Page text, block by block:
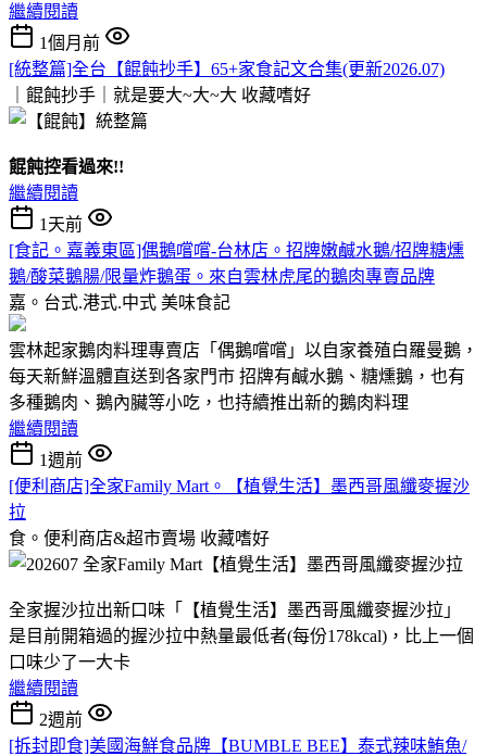
繼續閱讀
1個月前
[統整篇]全台【餛飩抄手】65+家食記文合集(更新2026.07)
｜餛飩抄手｜就是要大~大~大 收藏嗜好
餛飩控看過來!!
繼續閱讀
1天前
[食記。嘉義東區]偶鵝嚐嚐-台林店。招牌嫩鹹水鵝/招牌糖燻
鵝/酸菜鵝腸/限量炸鵝蛋。來自雲林虎尾的鵝肉專賣品牌
嘉。台式.港式.中式 美味食記
雲林起家鵝肉料理專賣店「偶鵝嚐嚐」以自家養殖白羅曼鵝，
每天新鮮溫體直送到各家門市 招牌有鹹水鵝、糖燻鵝，也有
多種鵝肉、鵝內臟等小吃，也持續推出新的鵝肉料理
繼續閱讀
1週前
[便利商店]全家Family Mart。【植覺生活】墨西哥風纖麥握沙
拉
食。便利商店&超市賣場 收藏嗜好
全家握沙拉出新口味「【植覺生活】墨西哥風纖麥握沙拉」
是目前開箱過的握沙拉中熱量最低者(每份178kcal)，比上一個
口味少了一大卡
繼續閱讀
2週前
[拆封即食]美國海鮮食品牌【BUMBLE BEE】泰式辣味鮪魚/